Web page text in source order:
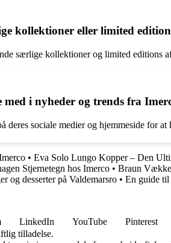
kollektioner eller limited
særlige kollektioner og limited editions
i nyheder og trends fra
deres sociale medier og hjemmeside for at
• Eva Solo Lungo Kopper – Den
Stjernetegn hos Imerco • Braun
og desserter på Valdemarsro • En guide til
LinkedIn YouTube Pinterest
tilladelse.